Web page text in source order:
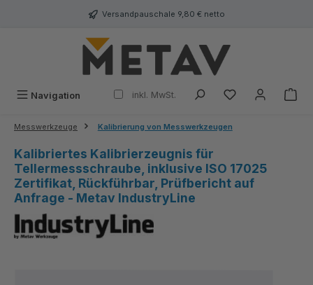
Versandpauschale 9,80 € netto
Navigation inkl. MwSt.
Messwerkzeuge Kalibrierung von Messwerkzeugen
Kalibriertes Kalibrierzeugnis für
Tellermessschraube, inklusive ISO 17025
Zertifikat, Rückführbar, Prüfbericht auf
Anfrage - Metav IndustryLine